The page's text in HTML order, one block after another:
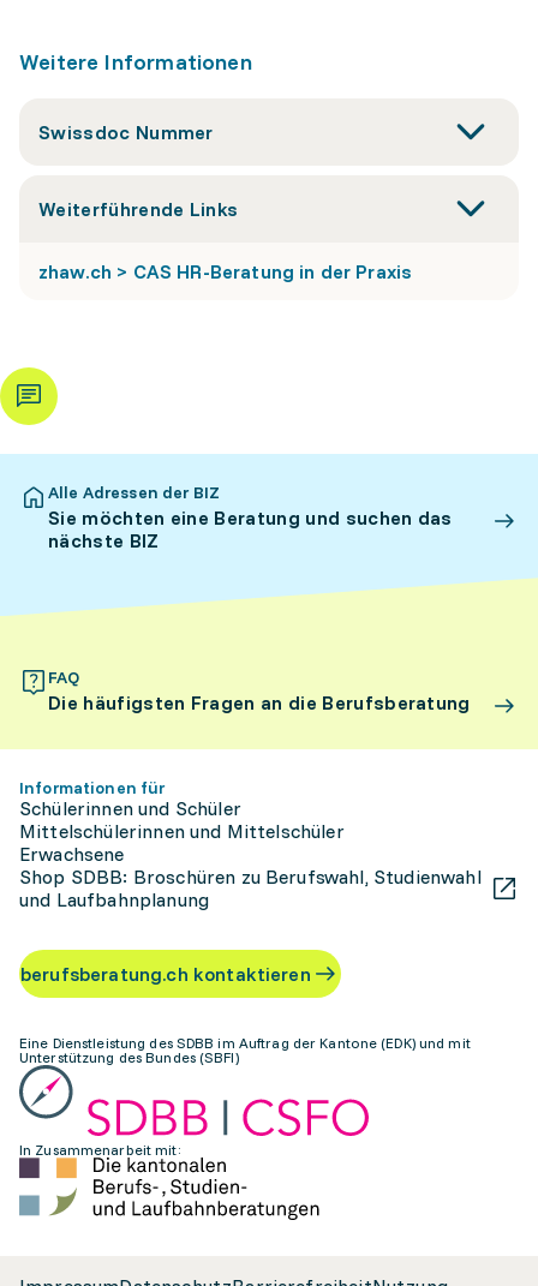
Weitere Informationen
Swissdoc Nummer
Weiterführende Links
zhaw.ch > CAS HR-Beratung in der Praxis
Alle Adressen der BIZ
Sie möchten eine Beratung und suchen das
nächste BIZ
FAQ
Die häufigsten Fragen an die Berufsberatung
Informationen für
Schülerinnen und Schüler
Mittelschülerinnen und Mittelschüler
Erwachsene
Shop SDBB: Broschüren zu Berufswahl, Studienwahl
und Laufbahnplanung
berufsberatung.ch kontaktieren
Eine Dienstleistung des SDBB im Auftrag der Kantone (EDK) und mit
Unterstützung des Bundes (SBFI)
In Zusammenarbeit mit: